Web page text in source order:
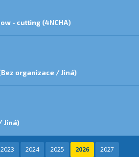
- cutting (4NCHA)
organizace / Jiná)
Jiná)
2023 2024 2025 2026 2027